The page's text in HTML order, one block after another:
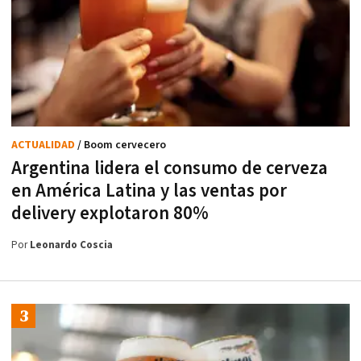
Argentina lidera el consumo de cerveza
en América Latina y las ventas por
delivery explotaron 80%
ACTUALIDAD / Boom cervecero
PorLeonardo Coscia